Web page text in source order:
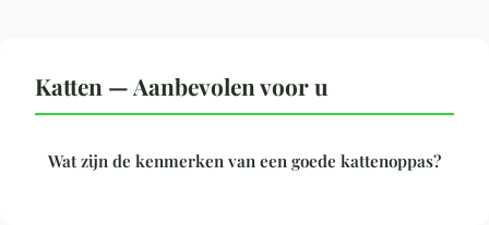
Katten — Aanbevolen voor u
Wat zijn de kenmerken van een goede kattenoppas?